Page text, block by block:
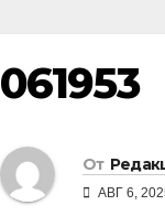
061953
От
АВГ 6,